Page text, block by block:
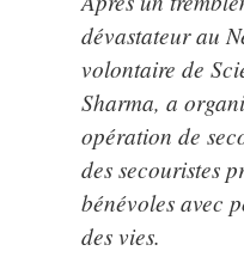
dévastateur au
volontaire de
Sharma, a
opération de
des secouristes
bénévoles avec
des vies.